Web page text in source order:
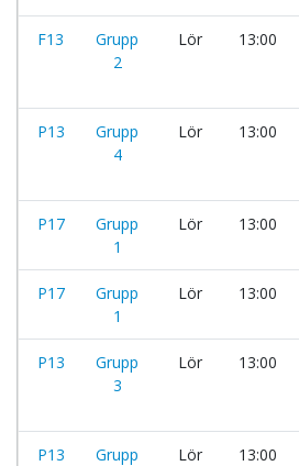
F13
Grupp
2
Lör 13:00
P13
Grupp
4
Lör 13:00
P17
Grupp
1
Lör 13:00
P17
Grupp
1
Lör 13:00
P13
Grupp
3
Lör 13:00
P13
Grupp
Lör 13:00